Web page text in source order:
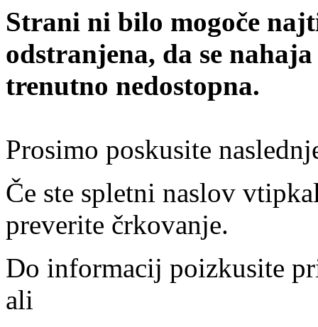
Strani ni bilo mogoče
odstranjena, da se
trenutno nedostopna.
Prosimo poskusite
Če ste spletni naslov
preverite črkovanje.
Do informacij poizkusite
ali